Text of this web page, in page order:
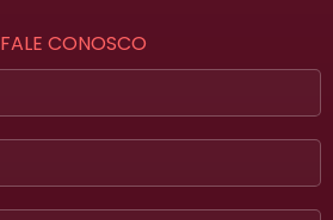
FALE CONOSCO